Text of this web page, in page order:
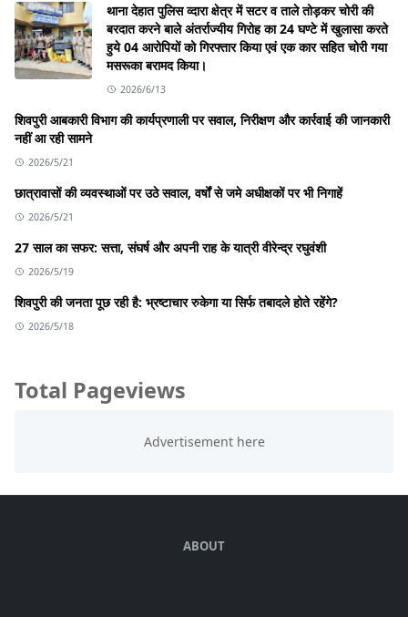
थाना देहात पुलिस व्दारा क्षेत्र में सटर व ताले तोड़कर चोरी की
बरदात करने बाले अंतर्राज्यीय गिरोह का 24 घण्टे में खुलासा करते
हुये 04 आरोपियों को गिरफ्तार किया एवं एक कार सहित चोरी गया
मसरूका बरामद किया।
2026/6/13
शिवपुरी आबकारी विभाग की कार्यप्रणाली पर सवाल, निरीक्षण और कार्रवाई की जानकारी
नहीं आ रही सामने
2026/5/21
छात्रावासों की व्यवस्थाओं पर उठे सवाल, वर्षों से जमे अधीक्षकों पर भी निगाहें
2026/5/21
27 साल का सफर: सत्ता, संघर्ष और अपनी राह के यात्री वीरेन्द्र रघुवंशी
2026/5/19
शिवपुरी की जनता पूछ रही है: भ्रष्टाचार रुकेगा या सिर्फ तबादले होते रहेंगे?
2026/5/18
Total Pageviews
ABOUT